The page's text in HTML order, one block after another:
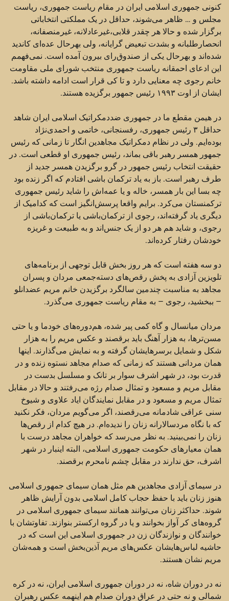
کنونی جمهوری اسلامی ایران در مقام ریاست جمهوری، ریاست
‏مجلس و … ظاهر می‌شوند،‌ حداقل در یک مملکتی انتخاباتی
برگزار شده و حالا هر چقدر قلابی،‌غیرعادلانه، ‏غیرمنصفانه،
انحصارطلبانه و بشدت تبعیض گرایانه، ولی بهرحال عده‌ای کاندید
شده‌اند و بهرحال یکی از ‏صندوق‌رای بیرون آمده است. نمی‌فهمم
این ادعای احمقانه ریاست جمهوری منتخب شورای ملی مقاومت
خانم ‏رجوی چه معنایی دارد و تا کی قرار است ادامه داشته باشد.
ایشان از اوت ۱۹۹۳ رئیس جمهور برگزیده هستند.‏
در هیمن مقطع ما در جمهوری ضددمکراتیک اسلامی ایران شاهد
حداقل ۳ رئیس جمهوری، رفسنجانی، خاتمی و ‏احمدی‌نژاد
بوده‌ایم. ولی در نظام دمکراتیک مجاهدین انگار تا زمانی که رئیس
جمهور همسر رهبر باقی بماند، ‏‏‌رئیس جمهوری او قطعی است. در
حقیقت انتخاب رئیس جمهور در گرو برگزیدن همسر جدید از
طرف رهبر ‏است. باز به یاد ترکمان باشی افتادم که اگر زنده بود
چه بسا این بار همسر، خاله و یا عمه‌اش را شاید رئیس ‏جمهوری
ترکمنستان می‌کرد. برایم واقعا پرسش‌انگیز است که کدامیک از
دیگری یاد گرفته‌اند، رجوی از ‏ترکمان‌باشی یا ترکمان‌باشی از
رجوی، و شاید هم هر دو از یک جنس‌اند و به طبیعت و غریزه
خودشان رفتار ‏کرده‌اند.‏
دو سه هفته است که هر روز بخش قابل توجهی از برنامه‌های
تلویزین آزادی به پخش رقص‌های دسته‌جمعی ‏مردان و پسران
مجاهد به مناسبت چندمین سالگرد برگزیدن خانم مریم عضدانلو
– ببخشید، رجوی – به مقام ‏ریاست جمهوری می‌گذرد.‏
مردان میانسال و گاه کمی پیر شده، هم‌دوره‌های خودما و یا حتی
مسن‌ترها، به هزار آهنگ باید برقصند و عکس ‏مریم را به هزار
شکل و شمایل برسرهایشان گرفته و به نمایش می‌گذارند. اینها
همان مردانی هستند که زمانی که ‏صدام مجاهد نستوه زنده و در
قدرت بود، در شهر اشرف سوار بر تانک و مسلسل بدست در
مقابل مریم و مسعود ‏و تمثال صدام رژه می‌رفتند و حالا در مقابل
تمثال مریم و مسعود و در مقابل نمایندگان ایاد علاوی و شیوخ
سنی ‏عراقی شادمانه می‌رقصند، ‌اگر می‌گویم مردان، فکر نکنید
که با نگاه مردسالارانه زنان را ندیده‌ام. در هیچ کدام از ‏رقص‌ها
زنان را نمی‌بینید. به نظر می‌رسد که خواهران مجاهد درست با
همان معیارهای حکومت جمهوری ‏اسلامی، البته اینبار در شهر
اشرف، حق ندارند در مقابل چشم نامحرم برقصند.‏
در سیمای آزادی مجاهدین هم مثل همان سیمای جمهوری اسلامی
هنوز زنان باید با حفظ حجاب کامل اسلامی ‏بدون آرایش ظاهر
شوند. حداکثر زنان می‌توانند همانند سیمای جمهوری اسلامی در
گروه‌های کر آواز بخوانند ‏و یا در گروه ارکستر بنوازند. تفاوتشان با
خوانندگان و نوازندگان زن در جمهوری اسلامی این است که در
حاشیه ‏لباس‌هایشان عکس‌های مریم آذین‌بخش است و همه‌شان
مریم نشان هستند.‏
نه در دوران شاه، نه در دوران جمهوری اسلامی ایران، نه در کره
شمالی و نه حتی در عراق دوران صدام هم ‏اینهمه عکس رهبران